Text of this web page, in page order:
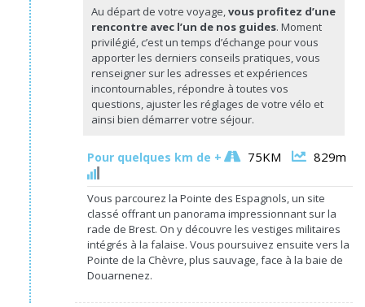
Au départ de votre voyage,vous profitez d’une
rencontre avec l’un de nos guides. Moment
privilégié, c’est un temps d’échange pour vous
apporter les derniers conseils pratiques, vous
renseigner sur les adresses et expériences
incontournables, répondre à toutes vos
questions, ajuster les réglages de votre vélo et
ainsi bien démarrer votre séjour.
Pour quelques km de + 75KM 829m
Vous parcourez la Pointe des Espagnols, un site
classé offrant un panorama impressionnant sur la
rade de Brest. On y découvre les vestiges militaires
intégrés à la falaise. Vous poursuivez ensuite vers la
Pointe de la Chèvre, plus sauvage, face à la baie de
Douarnenez.